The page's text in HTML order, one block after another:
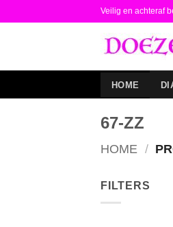
naar
Veilig en achteraf
HOME
67-ZZ
HOME /
FILTERS